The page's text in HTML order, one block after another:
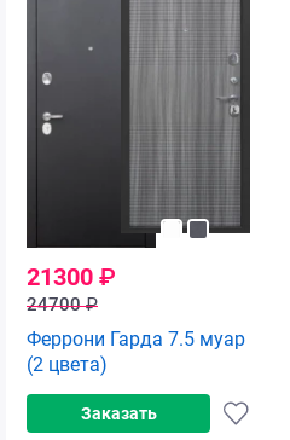
21300 ₽
24700₽
Феррони Гарда 7.5 муар
(2 цвета)
Заказать